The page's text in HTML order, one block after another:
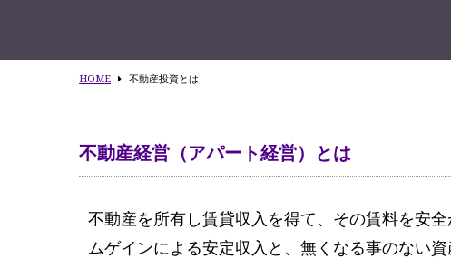
HOME 不動産投資とは
不動産経営（アパート経営）とは
不動産を所有し賃貸収入を得て、その賃料を安
ムゲインによる安定収入と、無くなる事のない資